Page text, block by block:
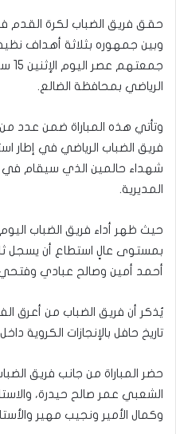
حقق فريق الضباب لكرة القدم
وبين جمهوره بثلاثة أهداف
الرياضي بمحافظة الضالع.
وتأتي هذه المباراة ضمن عدد من
فريق الضباب الرياضي في إطار
شهداء حالمين الذي سيقام في
المديرية.
حيث ظهر أداء فريق الضباب
بمستوى عالٍ استطاع أن يسجل
أحمد أمين وصالح عبادي
يُذكر أن فريق الضباب من أعرق
تاريخ حافل بالإنجازات الكروية
حضر المباراة من جانب فريق
الشعبي عمر صالح حيدرة،
وكمال الأمير ونجيب مهير